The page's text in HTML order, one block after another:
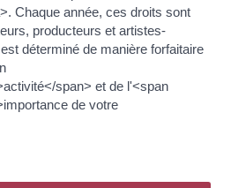
Chaque année, ces droits sont
producteurs et artistes-
déterminé de manière forfaitaire
span> et de l'<span
de votre